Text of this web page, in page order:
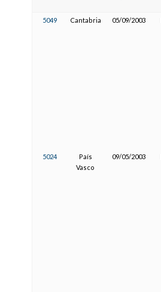
5049 Cantabria 05/09/2003
5024
País
Vasco
09/05/2003